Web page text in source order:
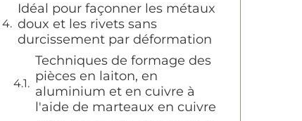
Idéal pour façonner les métaux
doux et les rivets sans
durcissement par déformation
Techniques de formage des
pièces en laiton, en
aluminium et en cuivre à
l'aide de marteaux en cuivre